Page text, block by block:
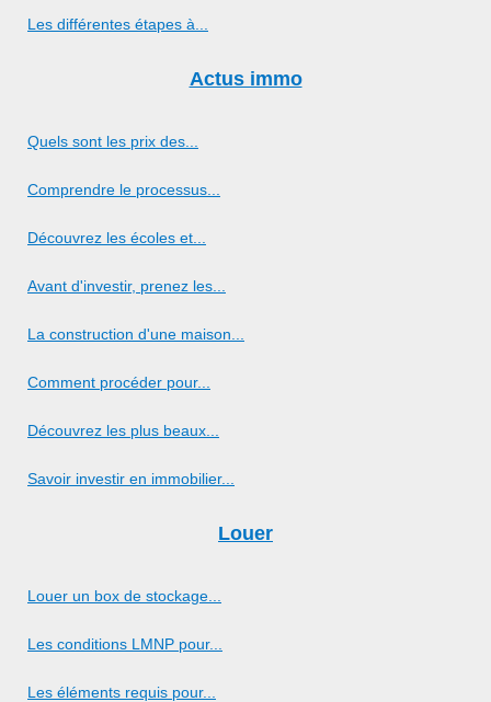
Les différentes étapes à...
Actus immo
Quels sont les prix des...
Comprendre le processus...
Découvrez les écoles et...
Avant d'investir, prenez les...
La construction d'une maison...
Comment procéder pour...
Découvrez les plus beaux...
Savoir investir en immobilier...
Louer
Louer un box de stockage...
Les conditions LMNP pour...
Les éléments requis pour...